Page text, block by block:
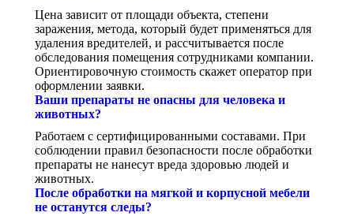
Цена зависит от площади объекта, степени
заражения, метода, который будет применяться для
удаления вредителей, и рассчитывается после
обследования помещения сотрудниками компании.
Ориентировочную стоимость скажет оператор при
оформлении заявки.
Ваши препараты не опасны для человека и
животных?
Работаем с сертифицированными составами. При
соблюдении правил безопасности после обработки
препараты не нанесут вреда здоровью людей и
животных.
После обработки на мягкой и корпусной мебели
не останутся следы?